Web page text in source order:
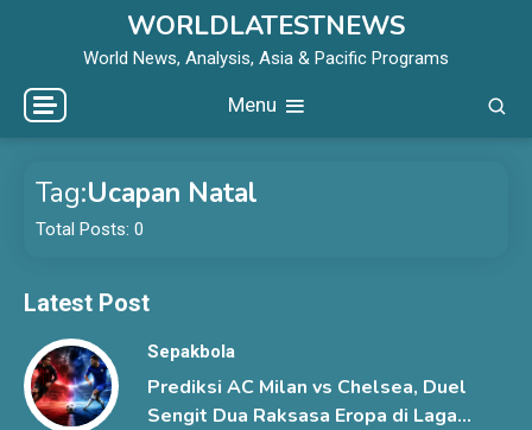
WORLDLATESTNEWS
World News, Analysis, Asia & Pacific Programs
Menu
Tag:Ucapan Natal
Total Posts: 0
Latest Post
Sepakbola
Prediksi AC Milan vs Chelsea, Duel
Sengit Dua Raksasa Eropa di Laga